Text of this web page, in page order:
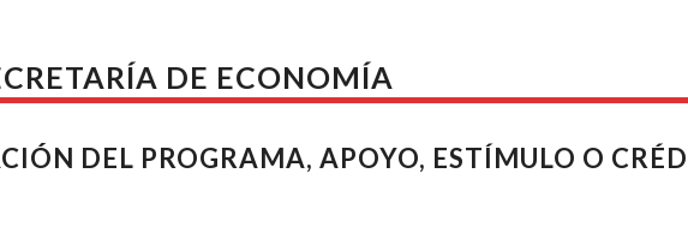
DE ECONOMÍA
DEL PROGRAMA, APOYO, ESTÍMULO O